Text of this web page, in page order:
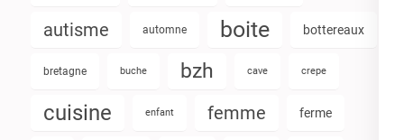
autisme automne boite bottereaux
bretagne buche bzh cave crepe
cuisine enfant femme ferme